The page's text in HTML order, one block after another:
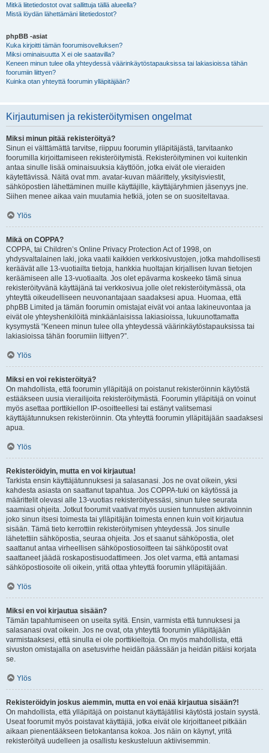
Mitkä liitetiedostot ovat sallittuja tällä alueella?
Mistä löydän lähettämäni liitetiedostot?
phpBB -asiat
Kuka kirjoitti tämän foorumisovelluksen?
Miksi ominaisuutta X ei ole saatavilla?
Keneen minun tulee olla yhteydessä väärinkäytöstapauksissa tai lakiasioissa tähän
foorumiin liittyen?
Kuinka otan yhteyttä foorumin ylläpitäjään?
Kirjautumisen ja rekisteröitymisen ongelmat
Miksi minun pitää rekisteröityä?
Sinun ei välttämättä tarvitse, riippuu foorumin ylläpitäjästä, tarvitaanko
foorumilla kirjoittamiseen rekisteröitymistä. Rekisteröityminen voi kuitenkin
antaa sinulle lisää ominaisuuksia käyttöön, jotka eivät ole vieraiden
käytettävissä. Näitä ovat mm. avatar-kuvan määrittely, yksityisviestit,
sähköpostien lähettäminen muille käyttäjille, käyttäjäryhmien jäsenyys jne.
Siihen menee aikaa vain muutamia hetkiä, joten se on suositeltavaa.
Ylös
Mikä on COPPA?
COPPA, tai Children’s Online Privacy Protection Act of 1998, on
yhdysvaltalainen laki, joka vaatii kaikkien verkkosivustojen, jotka mahdollisesti
keräävät alle 13-vuotiailta tietoja, hankkia huoltajan kirjallisen luvan tietojen
keräämiseen alle 13-vuotiaalta. Jos olet epävarma koskeeko tämä sinua
rekisteröityvänä käyttäjänä tai verkkosivua jolle olet rekisteröitymässä, ota
yhteyttä oikeudelliseen neuvonantajaan saadaksesi apua. Huomaa, että
phpBB Limited ja tämän foorumin omistajat eivät voi antaa lakineuvontaa ja
eivät ole yhteyshenkilöitä minkäänlaisissa lakiasioissa, lukuunottamatta
kysymystä “Keneen minun tulee olla yhteydessä väärinkäytöstapauksissa tai
lakiasioissa tähän foorumiin liittyen?”.
Ylös
Miksi en voi rekisteröityä?
On mahdollista, että foorumin ylläpitäjä on poistanut rekisteröinnin käytöstä
estääkseen uusia vierailijoita rekisteröitymästä. Foorumin ylläpitäjä on voinut
myös asettaa porttikiellon IP-osoitteellesi tai estänyt valitsemasi
käyttäjätunnuksen rekisteröinnin. Ota yhteyttä foorumin ylläpitäjään saadaksesi
apua.
Ylös
Rekisteröidyin, mutta en voi kirjautua!
Tarkista ensin käyttäjätunnuksesi ja salasanasi. Jos ne ovat oikein, yksi
kahdesta asiasta on saattanut tapahtua. Jos COPPA-tuki on käytössä ja
määrittelit olevasi alle 13-vuotias rekisteröityessäsi, sinun tulee seurata
saamiasi ohjeita. Jotkut foorumit vaativat myös uusien tunnusten aktivoinnin
joko sinun itsesi toimesta tai ylläpitäjän toimesta ennen kuin voit kirjautua
sisään. Tämä tieto kerrottiin rekisteröitymisen yhteydessä. Jos sinulle
lähetettiin sähköpostia, seuraa ohjeita. Jos et saanut sähköpostia, olet
saattanut antaa virheellisen sähköpostiosoitteen tai sähköpostit ovat
saattaneet jäädä roskapostisuodattimeen. Jos olet varma, että antamasi
sähköpostiosoite oli oikein, yritä ottaa yhteyttä foorumin ylläpitäjään.
Ylös
Miksi en voi kirjautua sisään?
Tämän tapahtumiseen on useita syitä. Ensin, varmista että tunnuksesi ja
salasanasi ovat oikein. Jos ne ovat, ota yhteyttä foorumin ylläpitäjään
varmistaaksesi, että sinulla ei ole porttikieltoja. On myös mahdollista, että
sivuston omistajalla on asetusvirhe heidän päässään ja heidän pitäisi korjata
se.
Ylös
Rekisteröidyin joskus aiemmin, mutta en voi enää kirjautua sisään?!
On mahdollista, että ylläpitäjä on poistanut käyttäjätilisi käytöstä jostain syystä.
Useat foorumit myös poistavat käyttäjiä, jotka eivät ole kirjoittaneet pitkään
aikaan pienentääkseen tietokantansa kokoa. Jos näin on käynyt, yritä
rekisteröityä uudelleen ja osallistu keskusteluun aktiivisemmin.